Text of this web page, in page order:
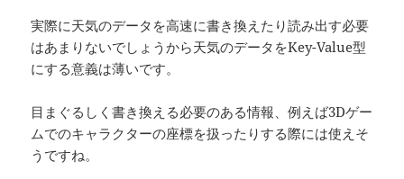
実際に天気のデータを高速に書き換えたり読み出す必要
はあまりないでしょうから天気のデータをKey-Value型
にする意義は薄いです。
目まぐるしく書き換える必要のある情報、例えば3Dゲー
ムでのキャラクターの座標を扱ったりする際には使えそ
うですね。